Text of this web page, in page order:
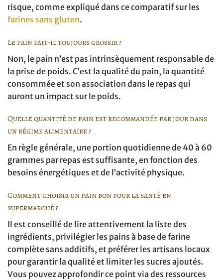
risque, comme expliqué dans ce comparatif sur les
farines sans gluten.
Le pain fait-il toujours grossir ?
Non, le pain n’est pas intrinsèquement responsable de
la prise de poids. C’est la qualité du pain, la quantité
consommée et son association dans le repas qui
auront un impact sur le poids.
Quelle quantité de pain est recommandée par jour dans
un régime alimentaire ?
En règle générale, une portion quotidienne de 40 à 60
grammes par repas est suffisante, en fonction des
besoins énergétiques et de l’activité physique.
Comment choisir un pain bon pour la santé en
supermarché ?
Il est conseillé de lire attentivement la liste des
ingrédients, privilégier les pains à base de farine
complète sans additifs, et préférer les artisans locaux
pour garantir la qualité et limiter les sucres ajoutés.
Vous pouvez approfondir ce point via des ressources